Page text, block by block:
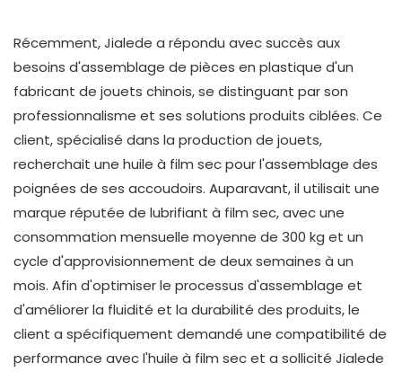
Récemment, Jialede a répondu avec succès aux
besoins d'assemblage de pièces en plastique d'un
fabricant de jouets chinois, se distinguant par son
professionnalisme et ses solutions produits ciblées. Ce
client, spécialisé dans la production de jouets,
recherchait une huile à film sec pour l'assemblage des
poignées de ses accoudoirs. Auparavant, il utilisait une
marque réputée de lubrifiant à film sec, avec une
consommation mensuelle moyenne de 300 kg et un
cycle d'approvisionnement de deux semaines à un
mois. Afin d'optimiser le processus d'assemblage et
d'améliorer la fluidité et la durabilité des produits, le
client a spécifiquement demandé une compatibilité de
performance avec l'huile à film sec et a sollicité Jialede